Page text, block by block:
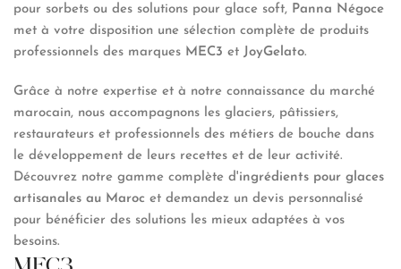
pour sorbets ou des solutions pour glace soft, Panna Négoce
met à votre disposition une sélection complète de produits
professionnels des marques MEC3 et JoyGelato.
Grâce à notre expertise et à notre connaissance du marché
marocain, nous accompagnons les glaciers, pâtissiers,
restaurateurs et professionnels des métiers de bouche dans
le développement de leurs recettes et de leur activité.
Découvrez notre gamme complète d'ingrédients pour glaces
artisanales au Maroc et demandez un devis personnalisé
pour bénéficier des solutions les mieux adaptées à vos
besoins.